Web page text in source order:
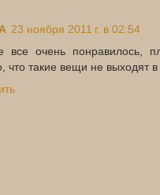
23 ноября 2011 г. в 02:54
все очень понравилось,
что такие вещи не выходят в